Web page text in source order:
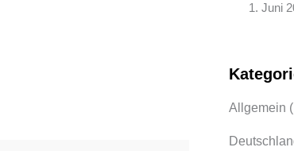
1. Juni
Allgemein